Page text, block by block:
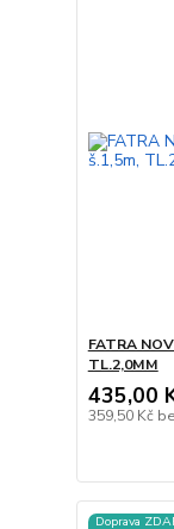
FATRA
TL.2,0MM
435,00
359,50 Kč
Doprava